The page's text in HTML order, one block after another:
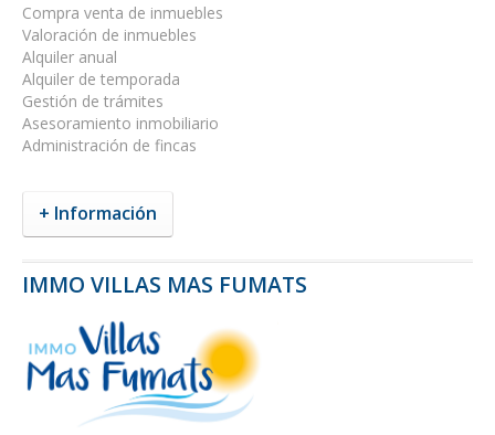
Compra venta de inmuebles
Valoración de inmuebles
Alquiler anual
Alquiler de temporada
Gestión de trámites
Asesoramiento inmobiliario
Administración de fincas
+ Información
IMMO VILLAS MAS FUMATS